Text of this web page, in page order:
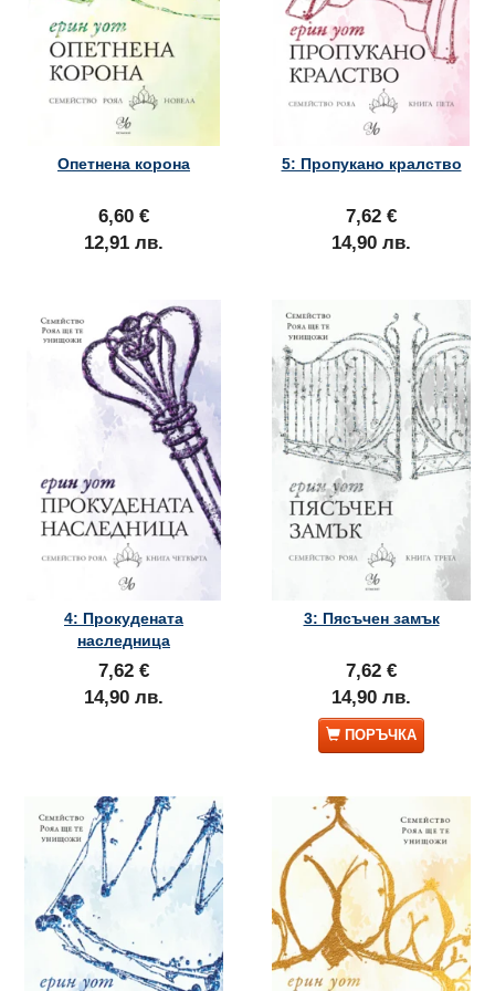
Опетнена корона
6,60 €
12,91 лв.
5: Пропукано кралство
7,62 €
14,90 лв.
4: Прокудената
наследница
7,62 €
14,90 лв.
3: Пясъчен замък
7,62 €
14,90 лв.
ПОРЪЧКА